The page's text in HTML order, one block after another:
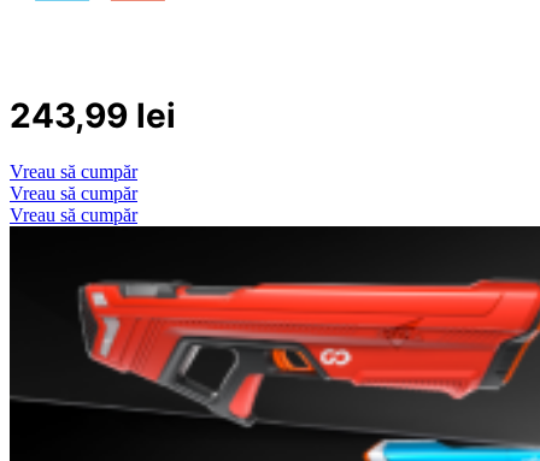
243,99 lei
Vreau să cumpăr
Vreau să cumpăr
Vreau să cumpăr